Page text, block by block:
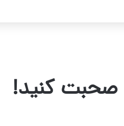
صحبت کنید!